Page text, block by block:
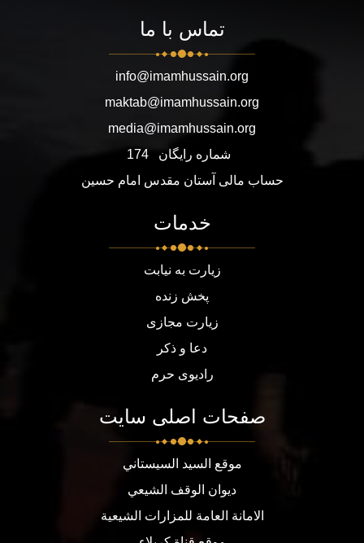
تماس با ما
info@imamhussain.org
maktab@imamhussain.org
media@imamhussain.org
شماره رایگان
174
حساب مالی آستان مقدس امام حسین
خدمات
زیارت به نیابت
پخش زنده
زیارت مجازی
دعا و ذکر
رادیوی حرم
صفحات اصلی سایت
موقع السيد السيستاني
ديوان الوقف الشيعي
الامانة العامة للمزارات الشيعية